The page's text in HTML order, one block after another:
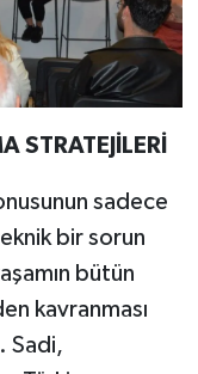
STRATEJİLERİ
sadece
bir sorun
bütün
kavranması
Sadi,